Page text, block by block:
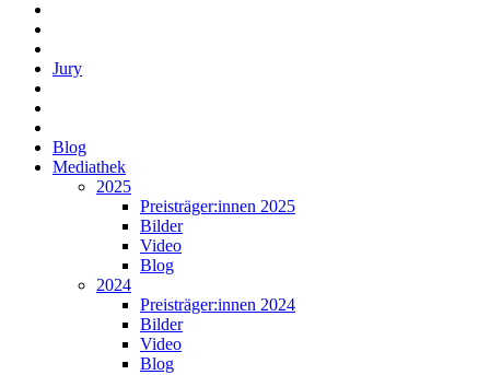
Jury
Blog
Mediathek
2025
Preisträger:innen 2025
Bilder
Video
Blog
2024
Preisträger:innen 2024
Bilder
Video
Blog